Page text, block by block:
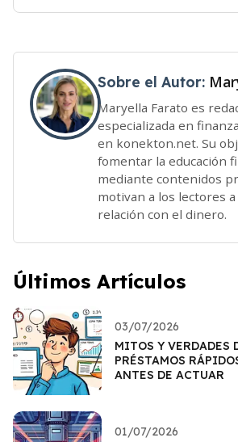
Sobre el Autor:
Maryella Farato es
especializada en
en konekton.net. Su
fomentar la educación
mediante contenidos
motivan a los lectores
relación con el dinero.
Últimos Artículos
03/07/2026
MITOS Y VERDADES
PRÉSTAMOS
ANTES DE ACTUAR
01/07/2026